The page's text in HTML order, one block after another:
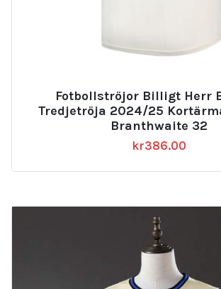
Fotbollströjor Billigt Herr
Tredjetröja 2024/25
Branthwaite 32
kr386.00